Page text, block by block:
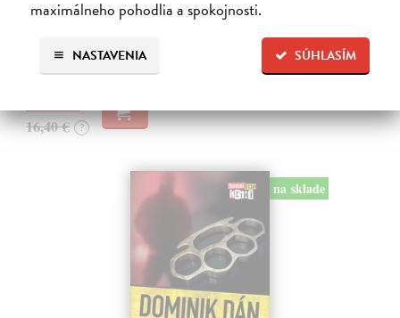
maximálneho pohodlia a spokojnosti.
SÚHLASÍM
NASTAVENIA
sbíhají všechny nitky související s dalším brutálním zločinem, který
musí vyřešit Roman Saran, major ostravské kriminálky, a jeho tým.
Zasielame do 12 dní
16,40 € ?
na sklade